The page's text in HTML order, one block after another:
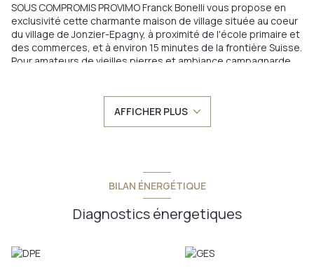
SOUS COMPROMIS PROVIMO Franck Bonelli vous propose en
exclusivité cette charmante maison de village située au coeur
du village de Jonzier-Epagny, à proximité de l'école primaire et
des commerces, et à environ 15 minutes de la frontière Suisse.
Pour amateurs de vieilles pierres et ambiance campagnarde.
salle de bains et un WC séparé. A ce niveau également, un
espace technique (chaufferie, buanderie/cave) et accès à la
terrasse et au jardin. Au premier étage, vaste salon
également proposées à ce niveau. Au dernier niveau, trois
grande famille qui souhaite bénéficier d'espace et de beaux
volume, d'un jardin agréable, au calme, et d'un grande
Annonce proposée par un agent commercial
AFFICHER PLUS
BILAN ÉNERGÉTIQUE
Diagnostics énergetiques